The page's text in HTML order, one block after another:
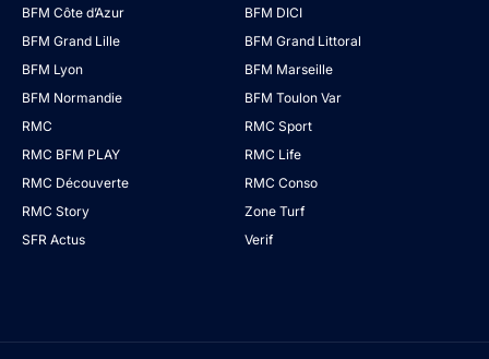
BFM Côte d’Azur
BFM DICI
BFM Grand Lille
BFM Grand Littoral
BFM Lyon
BFM Marseille
BFM Normandie
BFM Toulon Var
RMC
RMC Sport
RMC BFM PLAY
RMC Life
RMC Découverte
RMC Conso
RMC Story
Zone Turf
SFR Actus
Verif